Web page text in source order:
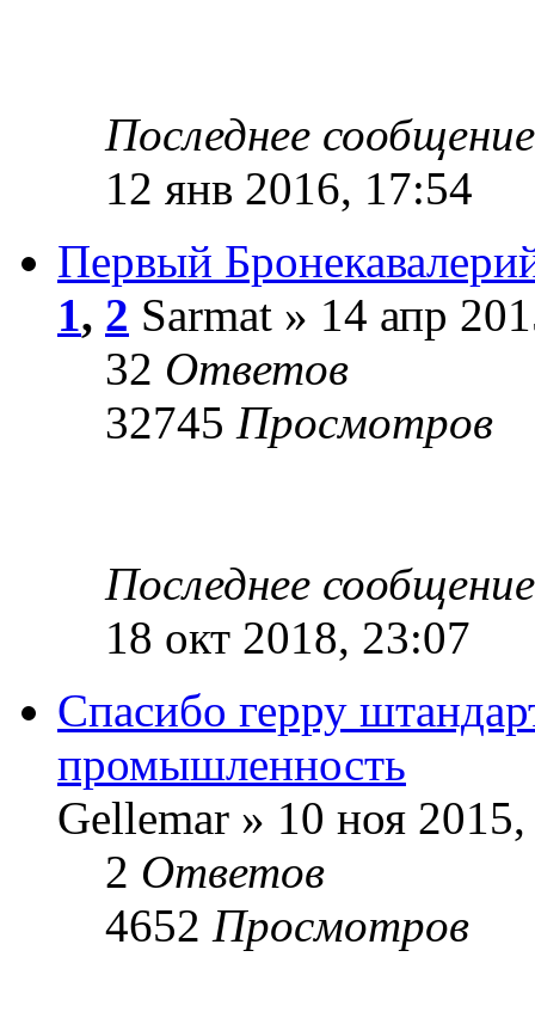
Последнее
12 янв 2016, 17:54
Первый
1, 2 Sarmat » 14 апр
32 Ответов
32745 Просмотров
Последнее
18 окт 2018, 23:07
Cпасибо герру
промышленность
Gellemar » 10 ноя
2 Ответов
4652 Просмотров